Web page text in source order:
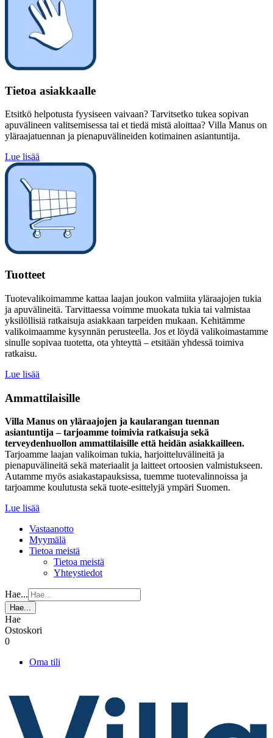
Tietoa asiakkaalle
Etsitkö helpotusta fyysiseen vaivaan? Tarvitsetko tukea sopivan
apuvälineen valitsemisessa tai et tiedä mistä aloittaa? Villa Manus on
yläraajatuennan ja pienapuvälineiden kotimainen asiantuntija.
Lue lisää
Tuotteet
Tuotevalikoimamme kattaa laajan joukon valmiita yläraajojen tukia
ja apuvälineitä. Tarvittaessa voimme muokata tukia tai valmistaa
yksilöllisiä ratkaisuja asiakkaan tarpeiden mukaan. Kehitämme
valikoimaamme kysynnän perusteella. Jos et löydä valikoimastamme
sinulle sopivaa tuotetta, ota yhteyttä – etsitään yhdessä toimiva
ratkaisu.
Lue lisää
Ammattilaisille
Villa Manus on yläraajojen ja kaularangan tuennan
asiantuntija – tarjoamme toimivia ratkaisuja sekä
terveydenhuollon ammattilaisille että heidän asiakkailleen.
Tarjoamme laajan valikoiman tukia, harjoitteluvälineitä ja
pienapuvälineitä sekä materiaalit ja laitteet ortoosien valmistukseen.
Autamme myös asiakastapauksissa, tuemme tuotevalinnoissa ja
tarjoamme koulutusta sekä tuote-esittelyjä ympäri Suomen.
Lue lisää
Vastaanotto
Myymälä
Tietoa meistä
Tietoa meistä
Yhteystiedot
Hae...
Hae...
Hae
Ostoskori
0
Oma tili